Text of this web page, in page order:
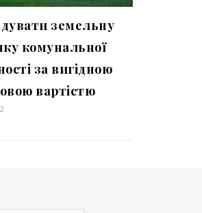
земельну
комунальної
за вигідною
вартістю